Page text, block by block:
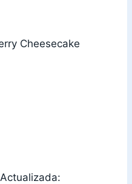
Actualizada: